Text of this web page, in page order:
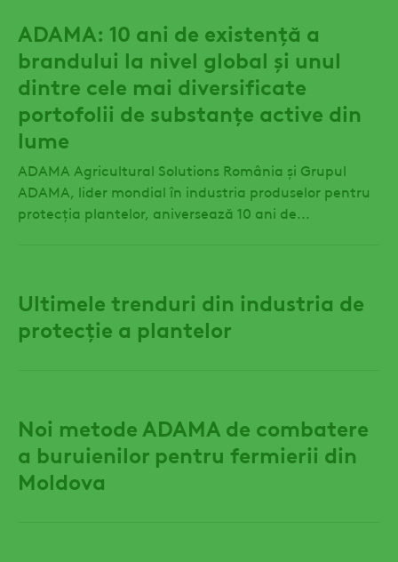
ADAMA: 10 ani de existență a
brandului la nivel global și unul
dintre cele mai diversificate
portofolii de substanțe active din
lume
ADAMA Agricultural Solutions România și Grupul
ADAMA, lider mondial în industria produselor pentru
protecția plantelor, aniversează 10 ani de...
Ultimele trenduri din industria de
protecție a plantelor
Noi metode ADAMA de combatere
a buruienilor pentru fermierii din
Moldova